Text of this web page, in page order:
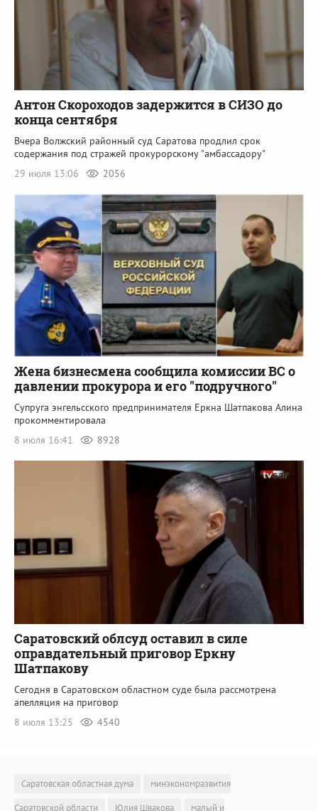
Антон Скороходов задержится в СИЗО до
конца сентября
Вчера Волжский районный суд Саратова продлил срок
содержания под стражей прокурорскому "амбассадору"
29 июля 13:06
2056
Жена бизнесмена сообщила комиссии ВС о
давлении прокурора и его "подручного"
Супруга энгельсского предпринимателя Еркна Шатпакова Алина
прокомментировала
8 июля 16:41
8928
Саратовский облсуд оставил в силе
оправдательный приговор Еркну
Шатпакову
Сегодня в Саратовском областном суде была рассмотрена
апелляция на приговор
8 июля 13:25
4540
Саратовская областная дума
минэкономразвития
Саратовской области
Юлия Швакова малый и